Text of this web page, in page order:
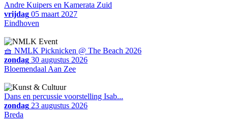
Andre Kuipers en Kamerata Zuid
vrijdag 05 maart 2027
Eindhoven
🧺 NMLK Picknicken @ The Beach 2026
zondag 30 augustus 2026
Bloemendaal Aan Zee
Dans en percussie voorstelling Isab...
zondag 23 augustus 2026
Breda